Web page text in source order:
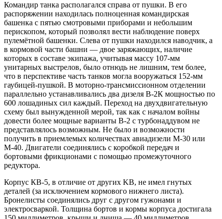
Командир танка располагался справа от пушки. В его
распоряжении находилась полноценная командирская
башенка с пятью смотровыми приборами и небольшим
перископом, который позволял вести наблюдение поверх
пулемётной башенки. Слева от пушки находился наводчик, а
в кормовой части башни — двое заряжающих, наличие
которых в составе экипажа, учитывая массу 107-мм
унитарных выстрелов, было отнюдь не лишним, тем более,
что в перспективе часть танков могла вооружаться 152-мм
гаубицей-пушкой. В моторно-трансмиссионном отделении
параллельно устанавливались два дизеля В-2К мощностью по
600 лошадиных сил каждый. Переход на двухдвигательную
схему был вынужденной мерой, так как с началом войны
довести более мощные варианты В-2 с турбонаддувом не
представлялось возможным. Не было и возможности
получить в приемлемых количествах авиадизели М-30 или
М-40. Двигатели соединялись с коробкой передач и
бортовыми фрикционами с помощью промежуточного
редуктора.
Корпус КВ-5, в отличие от других KB, не имел гнутых
деталей (за исключением кормового нижнего листа).
Бронелисты соединялись друг с другом гужонами и
электросваркой. Толщина бортов и кормы корпуса достигала